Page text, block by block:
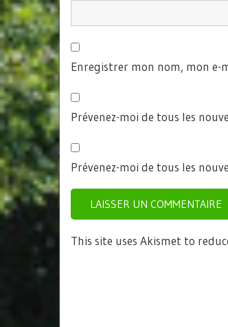
Enregistrer mon nom, mon
Prévenez-moi de tous les
Prévenez-moi de tous les
This site uses Akismet to